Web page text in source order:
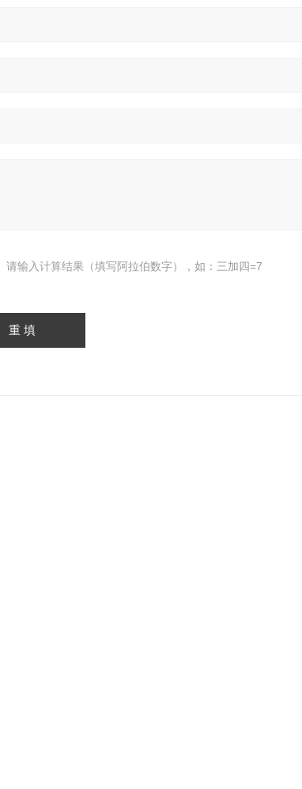
请输入计算结果（填写阿拉伯数字），如：三加四=7